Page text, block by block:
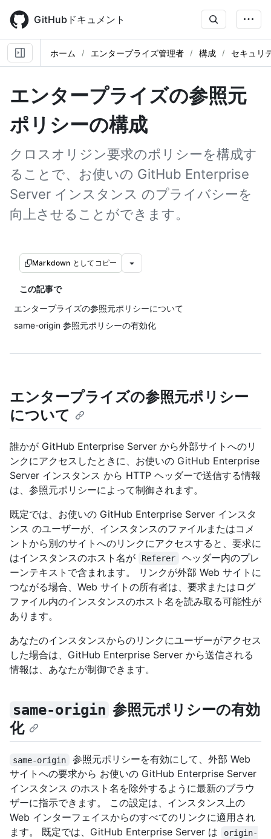
main
content
GitHubドキュメント
ホーム エンタープライズ管理者 構成 セキュリ
エンタープライズの参照元
ポリシーの構成
クロスオリジン要求のポリシーを構成す
ることで、お使いの GitHub Enterprise
Server インスタンス のプライバシーを
向上させることができます。
Markdown としてコピー
この記事で
エンタープライズの参照元ポリシーについて
same-origin 参照元ポリシーの有効化
エンタープライズの参照元ポリシー
について
誰かが GitHub Enterprise Server から外部サイトへのリ
ンクにアクセスしたときに、お使いの GitHub Enterprise
Server インスタンス から HTTP ヘッダーで送信する情報
は、参照元ポリシーによって制御されます。
既定では、お使いの GitHub Enterprise Server インスタ
ンス のユーザーが、インスタンスのファイルまたはコメ
ントから別のサイトへのリンクにアクセスすると、要求に
はインスタンスのホスト名が
Referer
ヘッダー内のプレ
ーンテキストで含まれます。 リンクが外部 Web サイトに
つながる場合、Web サイトの所有者は、要求またはログ
ファイル内のインスタンスのホスト名を読み取る可能性が
あります。
あなたのインスタンスからのリンクにユーザーがアクセス
した場合は、GitHub Enterprise Server から送信される
情報は、あなたが制御できます。
same-origin 参照元ポリシーの有効
化
same-origin
参照元ポリシーを有効にして、外部 Web
サイトへの要求から お使いの GitHub Enterprise Server
インスタンス のホスト名を除外するように最新のブラウ
ザーに指示できます。 この設定は、インスタンス上の
Web インターフェイスからのすべてのリンクに適用され
ます。 既定では、GitHub Enterprise Server は
origin-